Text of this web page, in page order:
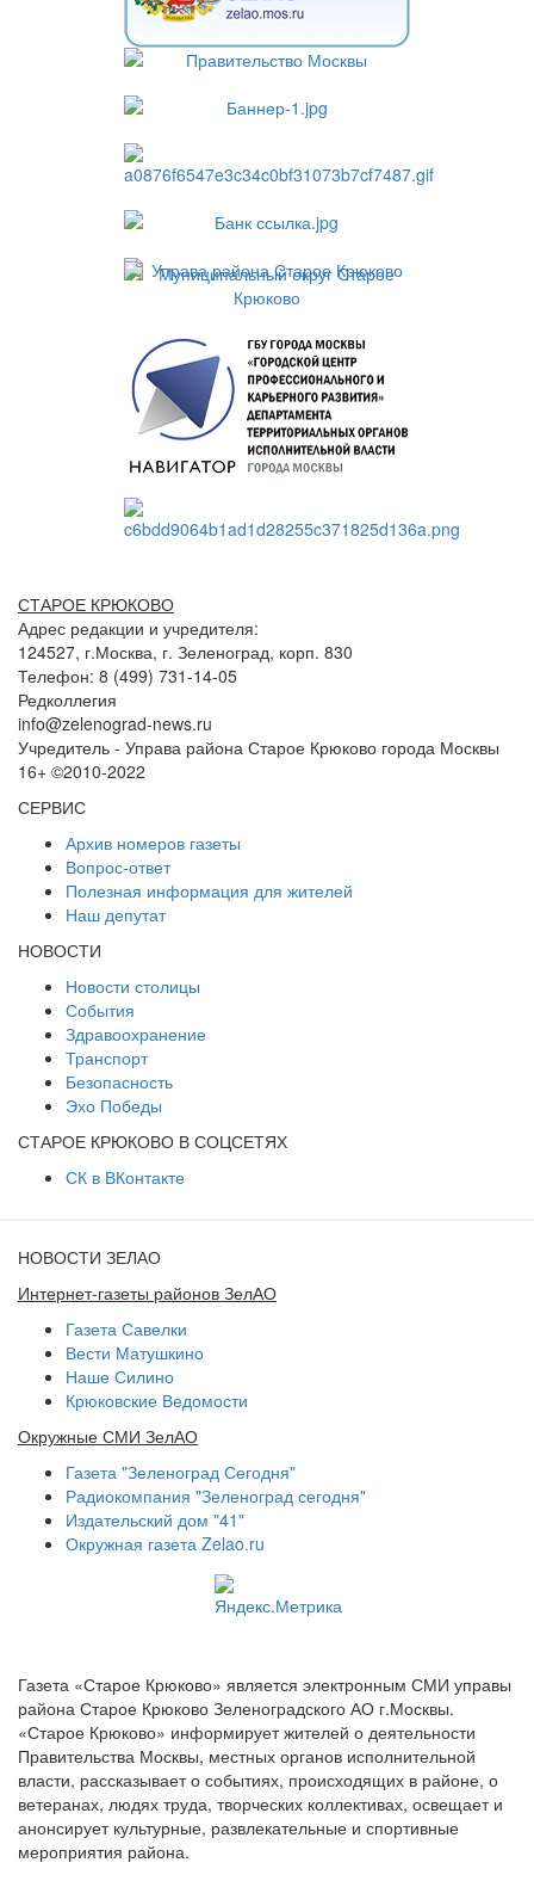
СТАРОЕ КРЮКОВО
Адрес редакции и учредителя:
124527, г.Москва, г. Зеленоград, корп. 830
Телефон: 8 (499) 731-14-05
Редколлегия
info@zelenograd-news.ru
Учредитель - Управа района Старое Крюково города Москвы
16+ ©2010-2022
СЕРВИС
Архив номеров газеты
Вопрос-ответ
Полезная информация для жителей
Наш депутат
НОВОСТИ
Новости столицы
События
Здравоохранение
Транспорт
Безопасность
Эхо Победы
СТАРОЕ КРЮКОВО В СОЦСЕТЯХ
СК в ВКонтакте
НОВОСТИ ЗЕЛАО
Интернет-газеты районов ЗелАО
Газета Савелки
Вести Матушкино
Наше Силино
Крюковские Ведомости
Окружные СМИ ЗелАО
Газета "Зеленоград Сегодня"
Радиокомпания "Зеленоград сегодня"
Издательский дом "41"
Окружная газета Zelao.ru
Газета «Старое Крюково» является электронным СМИ управы
района Старое Крюково Зеленоградского АО г.Москвы.
«Старое Крюково» информирует жителей о деятельности
Правительства Москвы, местных органов исполнительной
власти, рассказывает о событиях, происходящих в районе, о
ветеранах, людях труда, творческих коллективах, освещает и
анонсирует культурные, развлекательные и спортивные
мероприятия района.